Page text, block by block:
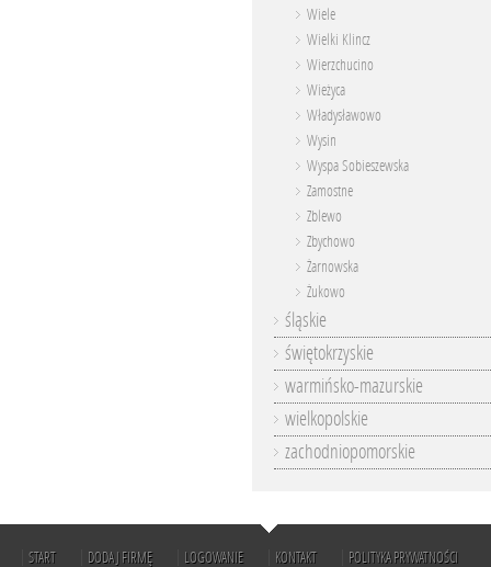
Wiele
Wielki Klincz
Wierzchucino
Wieżyca
Władysławowo
Wysin
Wyspa Sobieszewska
Zamostne
Zblewo
Zbychowo
Żarnowska
Żukowo
śląskie
świętokrzyskie
warmińsko-mazurskie
wielkopolskie
zachodniopomorskie
START DODAJ FIRMĘ LOGOWANIE KONTAKT
POLITYKA PRYWATNOŚCI